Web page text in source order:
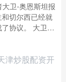
卫-奥恩斯坦报
切尔西已经就
协议。 大卫-
转会费为4200
津炒股配资开